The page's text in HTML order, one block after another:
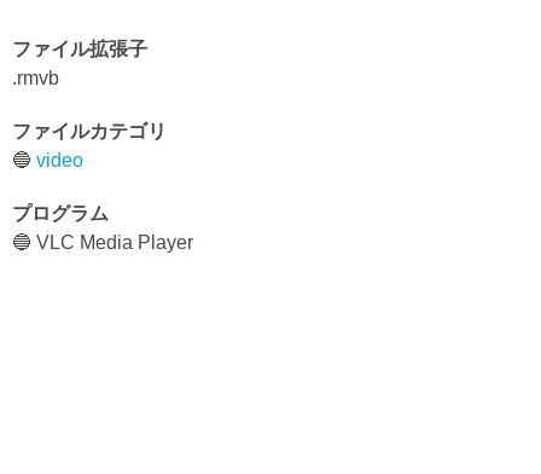
ファイル拡張子
.rmvb
ファイルカテゴリ
🔵 video
プログラム
🔵 VLC Media Player